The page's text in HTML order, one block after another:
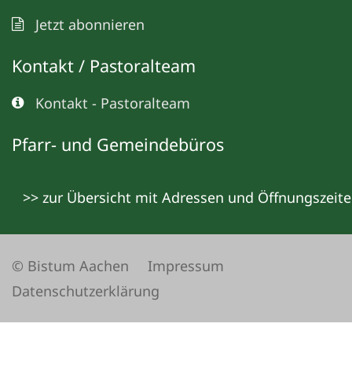
Jetzt abonnieren
Kontakt / Pastoralteam
Kontakt - Pastoralteam
Pfarr- und Gemeindebüros
>> zur Übersicht mit Adressen und
© Bistum Aachen
Impressum
Datenschutzerklärung